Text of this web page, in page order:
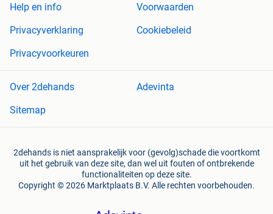
Help en info
Voorwaarden
Privacyverklaring
Cookiebeleid
Privacyvoorkeuren
Over 2dehands
Adevinta
Sitemap
2dehands is niet aansprakelijk voor (gevolg)schade die voortkomt
uit het gebruik van deze site, dan wel uit fouten of ontbrekende
functionaliteiten op deze site.
Copyright © 2026 Marktplaats B.V. Alle rechten voorbehouden.